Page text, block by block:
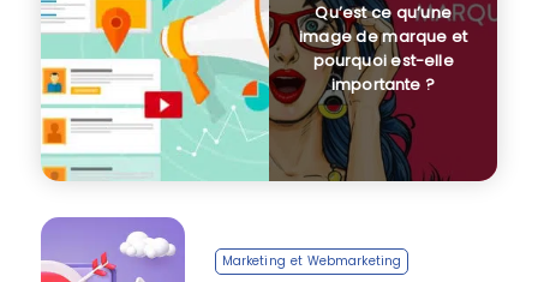
Qu’est ce qu’une
image de marque et
pourquoi est-elle
importante ?
Marketing et Webmarketing